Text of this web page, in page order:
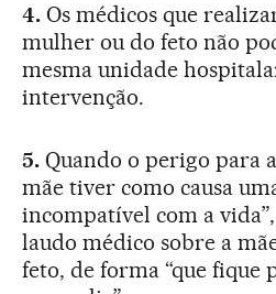
4.Os médicos que
mulher ou do feto não
mesma unidade
intervenção.
5.Quando o perigo para
mãe tiver como causa
incompatível com a
laudo médico sobre a
feto, de forma “que fique